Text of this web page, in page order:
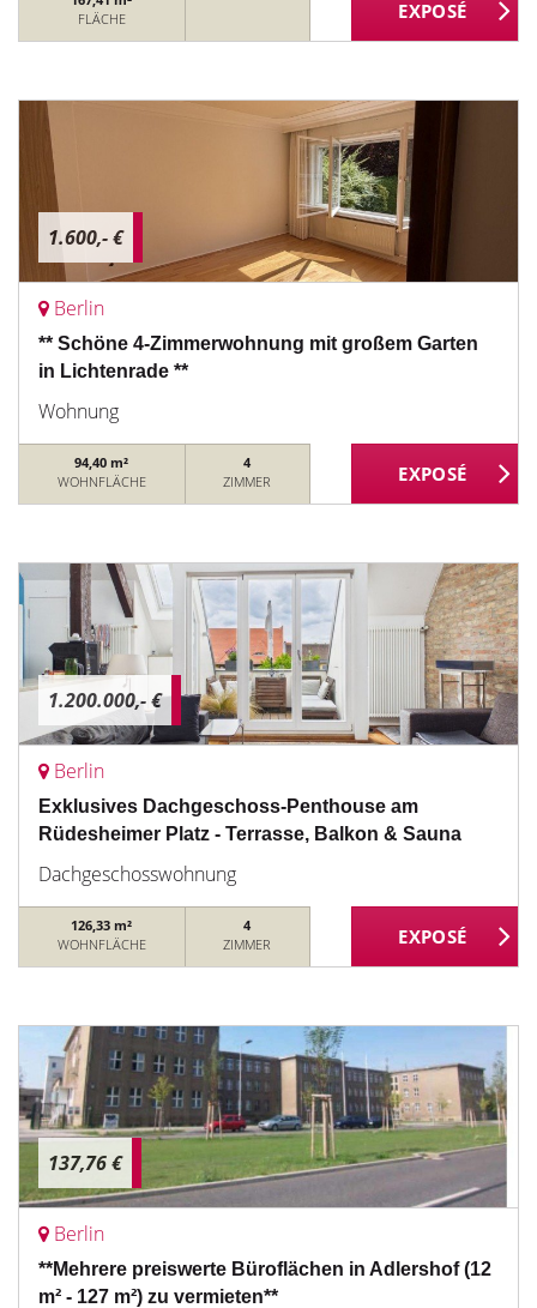
FLÄCHE
1.600,- €
Berlin
** Schöne 4-Zimmerwohnung mit großem Garten
in Lichtenrade **
Wohnung
94,40 m²
WOHNFLÄCHE
4
ZIMMER
1.200.000,- €
Berlin
Exklusives Dachgeschoss-Penthouse am
Rüdesheimer Platz - Terrasse, Balkon & Sauna
Dachgeschosswohnung
126,33 m²
WOHNFLÄCHE
4
ZIMMER
137,76 €
Berlin
**Mehrere preiswerte Büroflächen in Adlershof (12
m² - 127 m²) zu vermieten**